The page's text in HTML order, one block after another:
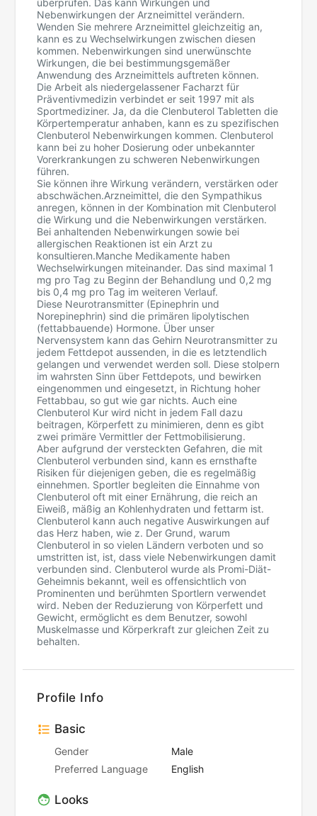
überprüfen. Das kann Wirkungen und
Nebenwirkungen der Arzneimittel verändern.
Wenden Sie mehrere Arzneimittel gleichzeitig an,
kann es zu Wechselwirkungen zwischen diesen
kommen. Nebenwirkungen sind unerwünschte
Wirkungen, die bei bestimmungsgemäßer
Anwendung des Arzneimittels auftreten können.
Die Arbeit als niedergelassener Facharzt für
Präventivmedizin verbindet er seit 1997 mit als
Sportmediziner. Ja, da die Clenbuterol Tabletten die
Körpertemperatur anhaben, kann es zu spezifischen
Clenbuterol Nebenwirkungen kommen. Clenbuterol
kann bei zu hoher Dosierung oder unbekannter
Vorerkrankungen zu schweren Nebenwirkungen
führen.
Sie können ihre Wirkung verändern, verstärken oder
abschwächen.Arzneimittel, die den Sympathikus
anregen, können in der Kombination mit Clenbuterol
die Wirkung und die Nebenwirkungen verstärken.
Bei anhaltenden Nebenwirkungen sowie bei
allergischen Reaktionen ist ein Arzt zu
konsultieren.Manche Medikamente haben
Wechselwirkungen miteinander. Das sind maximal 1
mg pro Tag zu Beginn der Behandlung und 0,2 mg
bis 0,4 mg pro Tag im weiteren Verlauf.
Diese Neurotransmitter (Epinephrin und
Norepinephrin) sind die primären lipolytischen
(fettabbauende) Hormone. Über unser
Nervensystem kann das Gehirn Neurotransmitter zu
jedem Fettdepot aussenden, in die es letztendlich
gelangen und verwendet werden soll. Diese stolpern
im wahrsten Sinn über Fettdepots, und bewirken
eingenommen und eingesetzt, in Richtung hoher
Fettabbau, so gut wie gar nichts. Auch eine
Clenbuterol Kur wird nicht in jedem Fall dazu
beitragen, Körperfett zu minimieren, denn es gibt
zwei primäre Vermittler der Fettmobilisierung.
Aber aufgrund der versteckten Gefahren, die mit
Clenbuterol verbunden sind, kann es ernsthafte
Risiken für diejenigen geben, die es regelmäßig
einnehmen. Sportler begleiten die Einnahme von
Clenbuterol oft mit einer Ernährung, die reich an
Eiweiß, mäßig an Kohlenhydraten und fettarm ist.
Clenbuterol kann auch negative Auswirkungen auf
das Herz haben, wie z. Der Grund, warum
Clenbuterol in so vielen Ländern verboten und so
umstritten ist, ist, dass viele Nebenwirkungen damit
verbunden sind. Clenbuterol wurde als Promi-Diät-
Geheimnis bekannt, weil es offensichtlich von
Prominenten und berühmten Sportlern verwendet
wird. Neben der Reduzierung von Körperfett und
Gewicht, ermöglicht es dem Benutzer, sowohl
Muskelmasse und Körperkraft zur gleichen Zeit zu
behalten.
Profile Info
Basic
Gender
Male
Preferred Language
English
Looks